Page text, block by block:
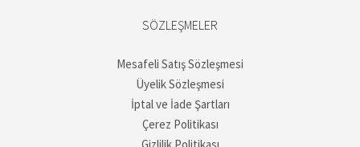
SÖZLEŞMELER
Mesafeli Satış Sözleşmesi
Üyelik Sözleşmesi
İptal ve İade Şartları
Çerez Politikası